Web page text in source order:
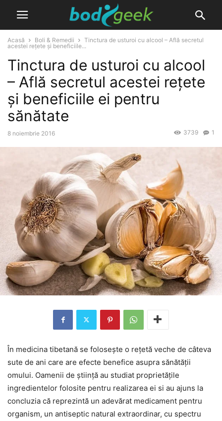
Acasă Boli & Remedii
Tinctura de usturoi cu alcool – Află secretul
acestei rețete și beneficiile...
Tinctura de usturoi cu alcool
– Află secretul acestei rețete
și beneficiile ei pentru
sănătate
8 noiembrie 2016 1
3739
În medicina tibetană se folosește o rețetă veche de câteva
sute de ani care are efecte benefice asupra sănătății
omului. Oamenii de știință au studiat proprietățile
ingredientelor folosite pentru realizarea ei si au ajuns la
concluzia că reprezintă un adevărat medicament pentru
organism, un antiseptic natural extraordinar, cu spectru